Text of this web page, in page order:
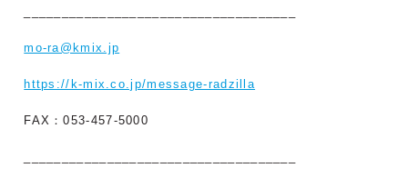
mo-ra@kmix.jp
https://k-mix.co.jp/message-radzilla
FAX：053-457-5000